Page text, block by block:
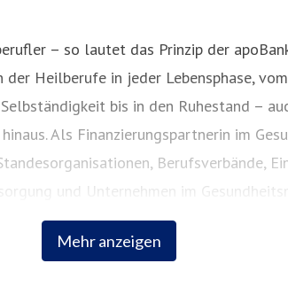
anita.widera@apobank.de 0211 5998
Mehr anzeigen
– so lautet das Prinzip der
der Heilberufe in jeder Lebensphase,
bis in den Ruhestand –
Als Finanzierungspartnerin im
Berufsverbände,
und Unternehmen im